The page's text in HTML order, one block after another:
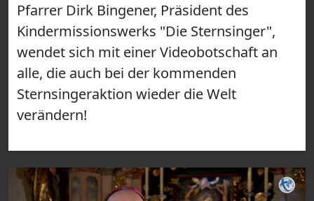
Pfarrer Dirk Bingener, Präsident des
Kindermissionswerks "Die Sternsinger",
wendet sich mit einer Videobotschaft an
alle, die auch bei der kommenden
Sternsingeraktion wieder die Welt
verändern!